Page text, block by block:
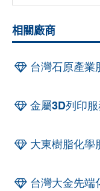
相關廠商
台灣石原產業
金屬3D列印
大東樹脂化學
台灣大金先端